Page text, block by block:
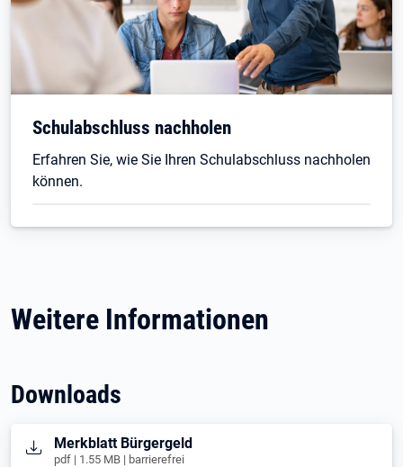
Schulabschluss nachholen
Erfahren Sie, wie Sie Ihren Schulabschluss nachholen
können.
Weitere Informationen
Downloads
Öffnet in neuem Tab
Merkblatt Bürgergeld
pdf | 1.55 MB | barrierefrei